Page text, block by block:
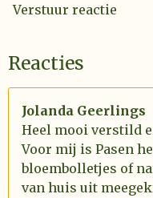
Verstuur reactie
Reacties
Jolanda Geerlings
Heel mooi verstild
Voor mij is Pasen
bloembolletjes of
van huis uit